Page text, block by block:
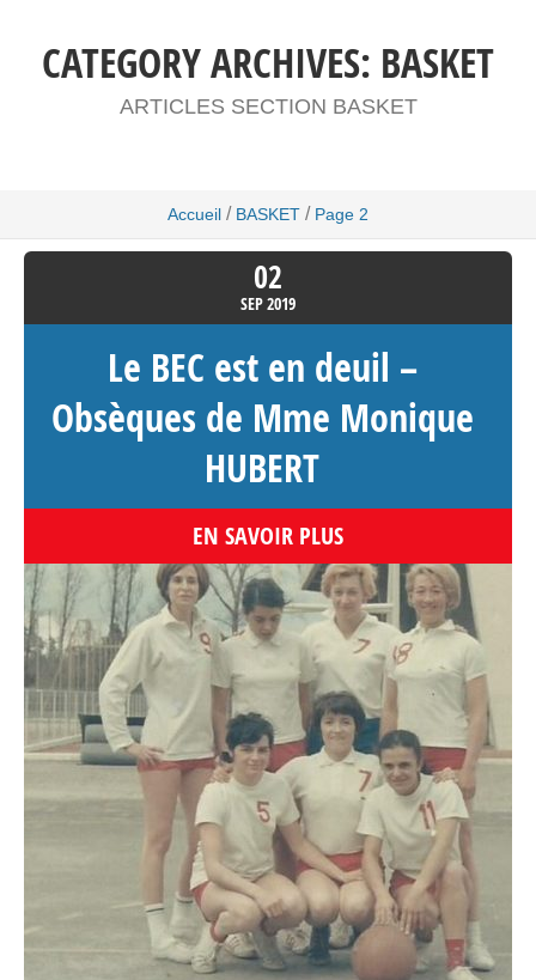
CATEGORY ARCHIVES: BASKET
ARTICLES SECTION BASKET
Accueil / BASKET / Page 2
02
SEP2019
Le BEC est en deuil –
Obsèques de Mme Monique
HUBERT
EN SAVOIR PLUS